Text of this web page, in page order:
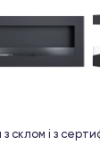
з склом і з